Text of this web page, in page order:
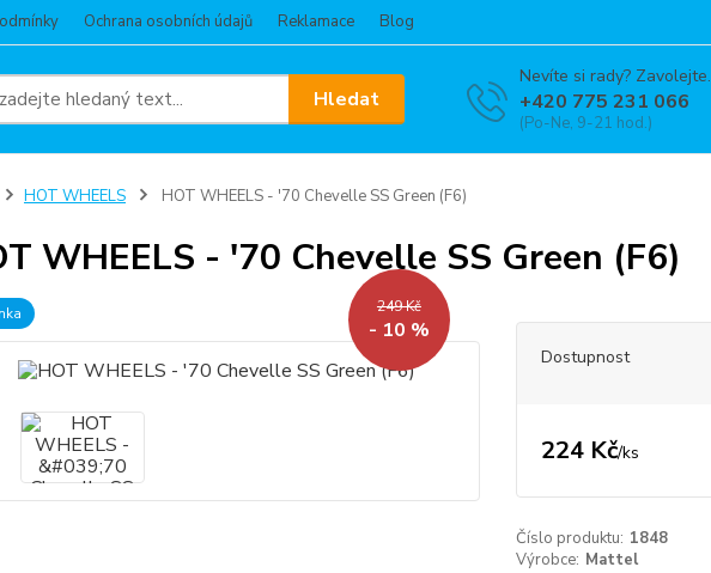
Ochrana osobních údajů Reklamace Blog
Hledat
Nevíte si rady? Zavolejte.
+420 775 231 066
(Po-Ne, 9-21 hod.)
HOT WHEELS HOT WHEELS - '70 Chevelle SS Green (F6)
WHEELS - '70 Chevelle SS Green (F6)
249 Kč
- 10 %
Dostupnost
224 Kč/ks
Číslo produktu: 1848
Výrobce: Mattel